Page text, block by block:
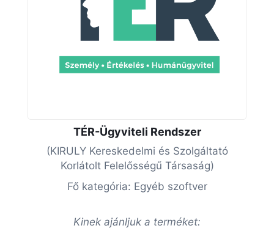
TÉR-Ügyviteli Rendszer
(KIRULY Kereskedelmi és Szolgáltató
Korlátolt Felelősségű Társaság)
Fő kategória: Egyéb szoftver
Kinek ajánljuk a terméket: